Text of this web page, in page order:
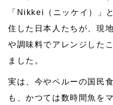
「Nikkei（ニッケイ）」
住した日本人たちが、現
や調味料でアレンジした
ました。
実は、今やペルーの国民
も、かつては数時間魚を